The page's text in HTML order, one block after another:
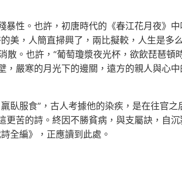
性。也許，初唐時代的《春江花月夜》
美，人簡直掃興了，兩比擬較，人生是多
。也許，“葡萄瓊漿夜光杯，欲飲琵琶頓
嚴寒的月光下的邊關，遠方的親人與心
臥服食”，古人考據他的染疾，是在往官
更苦的詩。終因不勝貧病，與支屬訣，自
全編》，正應讀到此處。